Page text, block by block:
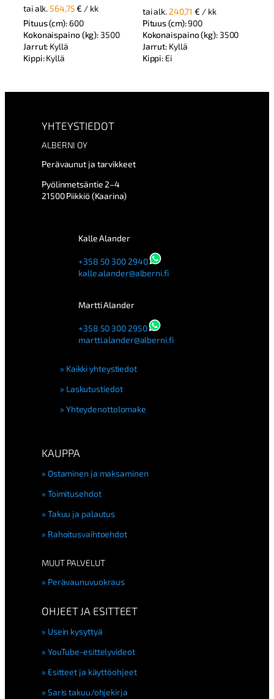
tai alk. 564,75€ / kk
Pituus (cm): 600
Kokonaispaino (kg): 3500
Jarrut: Kyllä
Kippi:Kyllä
tai alk. 240,71€ / kk
Pituus (cm):900
Kokonaispaino (kg): 3500
Jarrut: Kyllä
Kippi: Ei
YHTEYSTIEDOT
ALBERNI OY
Perävaunut ja tarvikkeet
Pyölinmetsäntie 2–4
21500 Piikkiö (Kaarina)
Kalle Alander
+358 50 300 2940
kalle.alander@alberni.fi
Martti Alander
+358 50 300 2950
martti.alander@alberni.fi
Kaikki yhteystiedot
Laskutustiedot
Yhteydenottolomake
KAUPPA
Ostaminen ja maksaminen
Toimitusehdot
Takuu ja palautus
Rahoitusvaihtoehdot
MUUT PALVELUT
Perävaunuvuokraus
OHJEET JA ESITTEET
Usein kysyttyä
YouTube-esittelyvideot
Esitteet ja käyttöohjeet
Saris takuu/ohjekirja